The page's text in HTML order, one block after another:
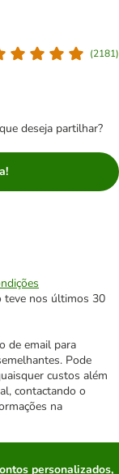
(2181)
deseja partilhar?
teve nos últimos 30
de email para
Pode
custos além
contactando o
na
personalizados,